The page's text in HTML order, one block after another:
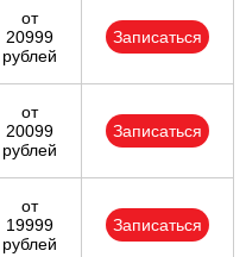
от
20999
рублей
Записаться
от
20099
рублей
Записаться
от
19999
рублей
Записаться